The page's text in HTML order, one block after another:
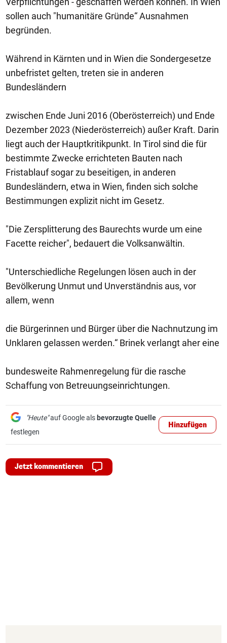
sollen auch "humanitäre Gründe“ Ausnahmen
begründen.
Während in Kärnten und in Wien die Sondergesetze
unbefristet gelten, treten sie in anderen
Bundesländern
zwischen Ende Juni 2016 (Oberösterreich) und Ende
Dezember 2023 (Niederösterreich) außer Kraft. Darin
liegt auch der Hauptkritikpunkt. In Tirol sind die für
bestimmte Zwecke errichteten Bauten nach
Fristablauf sogar zu beseitigen, in anderen
Bundesländern, etwa in Wien, finden sich solche
Bestimmungen explizit nicht im Gesetz.
"Die Zersplitterung des Baurechts wurde um eine
Facette reicher", bedauert die Volksanwältin.
"Unterschiedliche Regelungen lösen auch in der
Bevölkerung Unmut und Unverständnis aus, vor
allem, wenn
die Bürgerinnen und Bürger über die Nachnutzung im
Unklaren gelassen werden.“ Brinek verlangt aher eine
bundesweite Rahmenregelung für die rasche
Schaffung von Betreuungseinrichtungen.
"Heute"auf Google als bevorzugte Quelle
festlegen
Hinzufügen
Jetzt kommentieren